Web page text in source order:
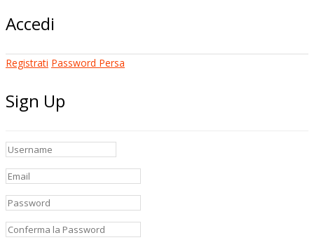
Accedi
Registrati Password Persa
Sign Up